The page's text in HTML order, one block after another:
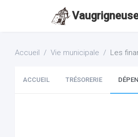
Accueil Vie municipale Les
ACCUEIL TRÉSORERIE